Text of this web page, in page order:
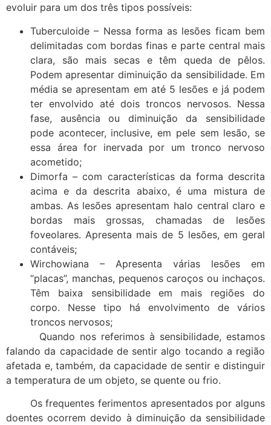
evoluir para um dos três tipos possíveis:
Tuberculoide – Nessa forma as lesões ficam bem
delimitadas com bordas finas e parte central mais
clara, são mais secas e têm queda de pêlos.
Podem apresentar diminuição da sensibilidade. Em
média se apresentam em até 5 lesões e já podem
ter envolvido até dois troncos nervosos. Nessa
fase, ausência ou diminuição da sensibilidade
pode acontecer, inclusive, em pele sem lesão, se
essa área for inervada por um tronco nervoso
acometido;
Dimorfa – com características da forma descrita
acima e da descrita abaixo, é uma mistura de
ambas. As lesões apresentam halo central claro e
bordas mais grossas, chamadas de lesões
foveolares. Apresenta mais de 5 lesões, em geral
contáveis;
Wirchowiana – Apresenta várias lesões em
“placas”, manchas, pequenos caroços ou inchaços.
Têm baixa sensibilidade em mais regiões do
corpo. Nesse tipo há envolvimento de vários
troncos nervosos;
Quando nos referimos à sensibilidade, estamos
falando da capacidade de sentir algo tocando a região
afetada e, também, da capacidade de sentir e distinguir
a temperatura de um objeto, se quente ou frio.
Os frequentes ferimentos apresentados por alguns
doentes ocorrem devido à diminuição da sensibilidade